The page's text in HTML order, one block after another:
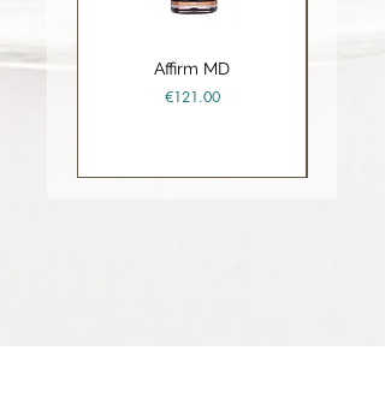
Affirm MD
Price
€121.00